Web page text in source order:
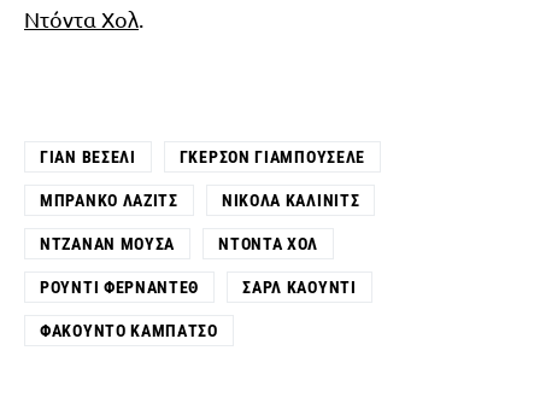
Ντόντα Χολ
ΓΙΑΝ ΒΈΣΕΛΙ ΓΚΕΡΣΌΝ ΓΙΑΜΠΟΥΣΈΛΕ
ΜΠΡΆΝΚΟ ΛΆΖΙΤΣ ΝΊΚΟΛΑ ΚΆΛΙΝΙΤΣ
ΝΤΖΆΝΑΝ ΜΟΎΣΑ ΝΤΌΝΤΑ ΧΟΛ
ΡΟΎΝΤΙ ΦΕΡΝΆΝΤΕΘ ΣΑΡΛ ΚΑΟΥΝΤΊ
ΦΑΚΟΎΝΤΟ ΚΑΜΠΆΤΣΟ